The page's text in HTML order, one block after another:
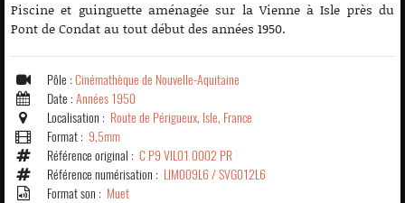
Piscine et guinguette aménagée sur la Vienne à Isle près du
Pont de Condat au tout début des années 1950.
Pôle : Cinémathèque de Nouvelle-Aquitaine
Date : Années 1950
Localisation : Route de Périgueux, Isle, France
Format : 9,5mm
Référence original : C P9 VIL01 0002 PR
Référence numérisation : LIM009L6 / SVG012L6
Format son : Muet